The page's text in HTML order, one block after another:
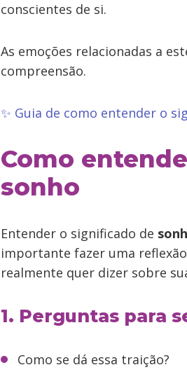
conscientes de si.
As emoções relacionadas a
compreensão.
✨ Guia de como entender o
Como
sonho
Entender o significado de
importante fazer uma
realmente quer dizer sobre
1. Perguntas para
Como se dá essa traição?